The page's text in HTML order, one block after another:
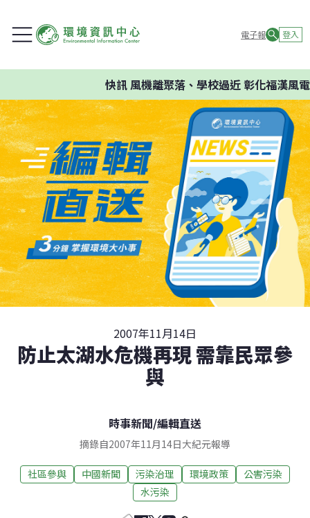
電子報 登入
快訊風機離聚落、學校過近 彰化福漢風電
2007年11月14日
防止太湖水危機再現 需靠民眾參
與
時事新聞/編輯直送
摘錄自2007年11月14日大紀元報導
社區參與 中國新聞 污染治理 環境政策
公害污染
水污染